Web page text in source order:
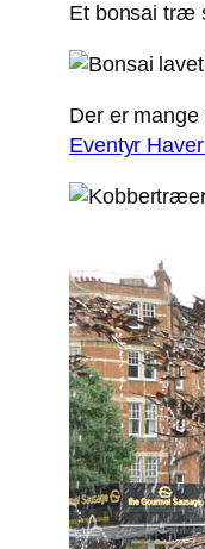
Et bonsai træ
Der er
Eventyr